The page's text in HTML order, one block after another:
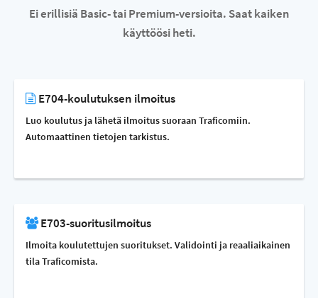
Ei erillisiä Basic- tai Premium-versioita. Saat kaiken
käyttöösi heti.
E704-koulutuksen ilmoitus
Luo koulutus ja lähetä ilmoitus suoraan Traficomiin.
Automaattinen tietojen tarkistus.
E703-suoritusilmoitus
Ilmoita koulutettujen suoritukset. Validointi ja reaaliaikainen
tila Traficomista.